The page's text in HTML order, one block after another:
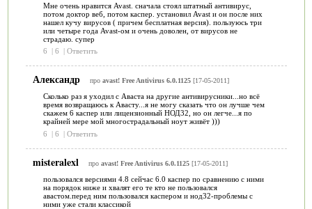
Мне очень нравится Avast. сначала стоял штатный антивирус,
потом доктор веб, потом каспер. установил Avast и он после них
нашел кучу вирусов ( причем бесплатная версия). пользуюсь три
или четыре года Avast-ом и очень доволен, от вирусов не
страдаю. супер
6
| 6 | Ответить
Александр про avast! Free Antivirus 6.0.1125[17-05-2011]
Сколько раз я уходил с Аваста на другие антивирусники...но всё
время возвращаюсь к Авасту...я не могу сказать что он лучше чем
скажем 6 каспер или лицензионный НОД32, но он легче...я по
крайней мере мой многострадальный ноут живёт )))
6
| 6 | Ответить
misteralexl про avast! Free Antivirus 6.0.1125[17-05-2011]
пользовался версиями 4.8 сейчас 6.0 каспер по сравнению с ними
на порядок ниже и хвалят его те кто не пользовался
авастом.перед ним пользовался каспером и нод32-проблемы с
ними уже стали классикой